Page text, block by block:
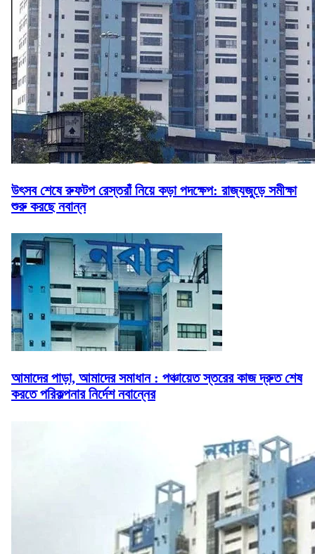
উৎসব শেষে রুফটপ রেস্তরাঁ নিয়ে কড়া পদক্ষেপ: রাজ্যজুড়ে সমীক্ষা
শুরু করছে নবান্ন
আমাদের পাড়া, আমাদের সমাধান : পঞ্চায়েত স্তরের কাজ দ্রুত শেষ
করতে পরিকল্পনার নির্দেশ নবান্নের